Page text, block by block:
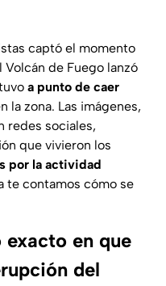
captó el momento
de Fuego lanzó
a punto de caer
la zona. Las imágenes,
redes sociales,
que vivieron los
por la actividad
te contamos cómo se
en que
del